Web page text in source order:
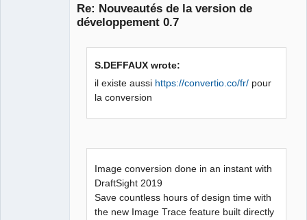
Re: Nouveautés de la version de
développement 0.7
S.DEFFAUX wrote:
il existe aussi https://convertio.co/fr/ pour
la conversion
Image conversion done in an instant with
DraftSight 2019
Save countless hours of design time with
the new Image Trace feature built directly